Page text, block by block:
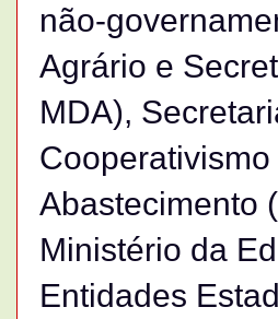
não-
Agrário e
MDA),
Abastecimento
Ministério da
Entidades